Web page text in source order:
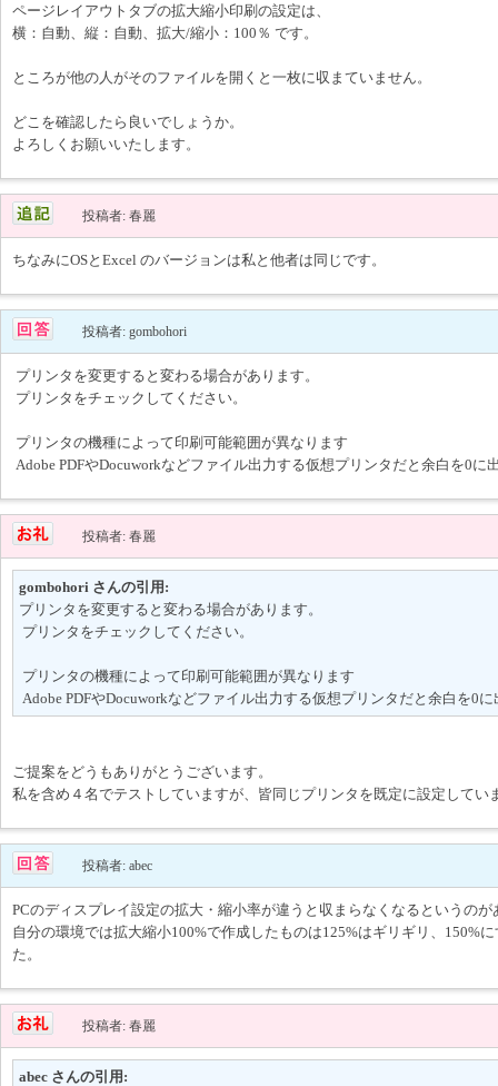
ページレイアウトタブの拡大縮小印刷の設定は、
横：自動、縦：自動、拡大/縮小：100％ です。
ところが他の人がそのファイルを開くと一枚に収まていません。
どこを確認したら良いでしょうか。
よろしくお願いいたします。
投稿者: 春麗
ちなみにOSとExcel のバージョンは私と他者は同じです。
投稿者: gombohori
プリンタを変更すると変わる場合があります。
プリンタをチェックしてください。
プリンタの機種によって印刷可能範囲が異なります
Adobe PDFやDocuworkなどファイル出力する仮想プリンタだと余白を0に
投稿者: 春麗
gombohori さんの引用:
プリンタを変更すると変わる場合があります。
プリンタをチェックしてください。
プリンタの機種によって印刷可能範囲が異なります
Adobe PDFやDocuworkなどファイル出力する仮想プリンタだと余白を0
ご提案をどうもありがとうございます。
私を含め４名でテストしていますが、皆同じプリンタを既定に設定してい
投稿者: abec
PCのディスプレイ設定の拡大・縮小率が違うと収まらなくなるというのが
自分の環境では拡大縮小100%で作成したものは125%はギリギリ、150%
た。
投稿者: 春麗
abec さんの引用: